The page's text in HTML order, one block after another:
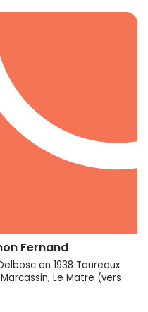
Fernand
en 1938 Taureaux
Le Matre (vers